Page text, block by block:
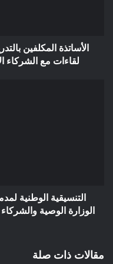
التراب المغربي بأسماء
ويتجرأ لكشف حقيقة مايجري
المغرب ؟
الأساتذة المكلفين
لقاءات مع الشركاء
التنسيقية الوطنية
الوزارة الوصية
مقالات ذات صلة